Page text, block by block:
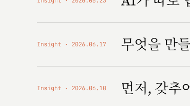
Insight 2026.06.17 무엇을 만
Insight 2026.06.10 먼저, 갖추